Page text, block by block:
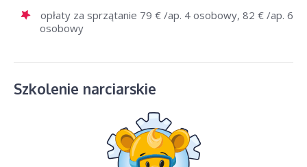
opłaty za sprzątanie 79 € /ap. 4 osobowy, 82 € /ap. 6
osobowy
Szkolenie narciarskie